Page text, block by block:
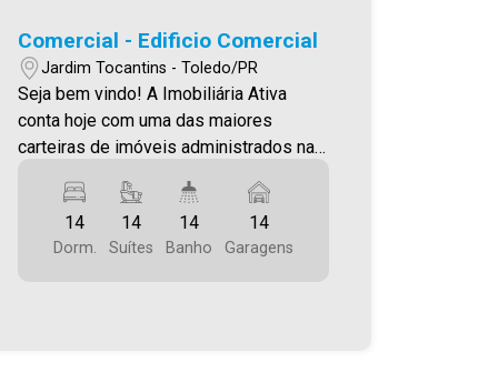
Comercial - Edificio Comercial
Jardim Tocantins - Toledo/PR
Seja bem vindo! A Imobiliária Ativa
conta hoje com uma das maiores
carteiras de imóveis administrados na
venda. Confira mais uma de nossas
opções! OPORTUNIDADE DE
INVESTIMENTO! Negócio em
14
Dorm.
14
Suítes
14
Banho
14
Garagens